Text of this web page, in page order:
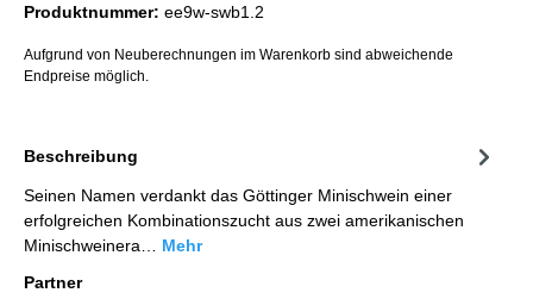
Produktnummer: ee9w-swb1.2
Aufgrund von Neuberechnungen im Warenkorb sind abweichende
Endpreise möglich.
Beschreibung
Seinen Namen verdankt das Göttinger Minischwein einer
erfolgreichen Kombinationszucht aus zwei amerikanischen
Minischweinera… Mehr
Partner